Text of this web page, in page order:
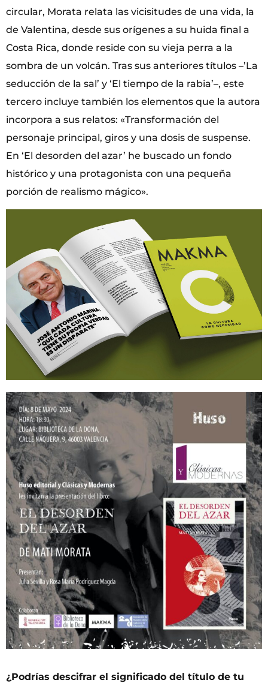
circular, Morata relata las vicisitudes de una vida, la
de Valentina, desde sus orígenes a su huida final a
Costa Rica, donde reside con su vieja perra a la
sombra de un volcán. Tras sus anteriores títulos –’La
seducción de la sal’ y ‘El tiempo de la rabia’–, este
tercero incluye también los elementos que la autora
incorpora a sus relatos: «Transformación del
personaje principal, giros y una dosis de suspense.
En ‘El desorden del azar’ he buscado un fondo
histórico y una protagonista con una pequeña
porción de realismo mágico».
¿Podrías descifrar el significado del título de tu